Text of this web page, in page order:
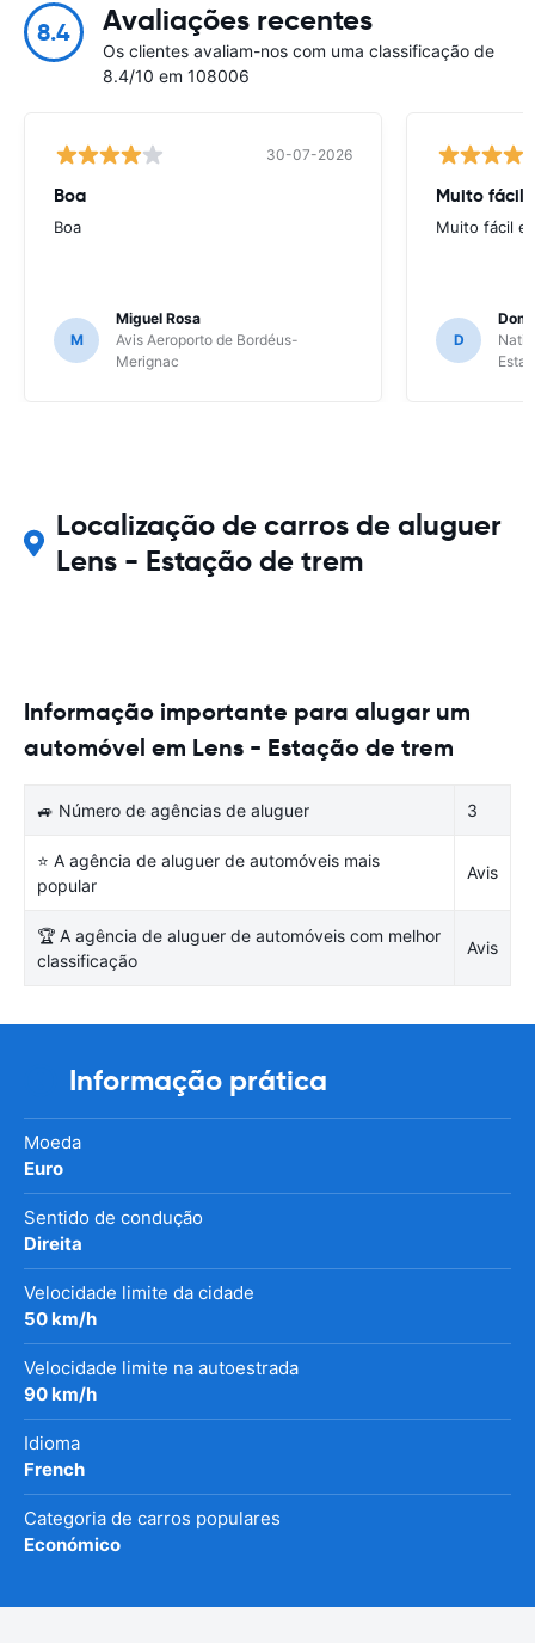
8.4 Avaliações recentes
Os clientes avaliam-nos com uma classificação de
8.4/10 em 108006
30-07-2026
Boa
Boa
M
Miguel Rosa
Avis Aeroporto de Bordéus-
Merignac
Muito fácil
Muito fácil e
D
Localização de carros de aluguer
Lens - Estação de trem
Informação importante para alugar um
automóvel em Lens - Estação de trem
🚙 Número de agências de aluguer 3
⭐ A agência de aluguer de automóveis mais
popular
Avis
🏆 A agência de aluguer de automóveis com melhor
classificação
Avis
Informação prática
Moeda
Euro
Sentido de condução
Direita
Velocidade limite da cidade
50 km/h
Velocidade limite na autoestrada
90 km/h
Idioma
French
Categoria de carros populares
Económico